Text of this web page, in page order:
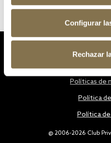
Configurar
Rechazar
@ 2006-2026 Club
Políticas de
Política
Política